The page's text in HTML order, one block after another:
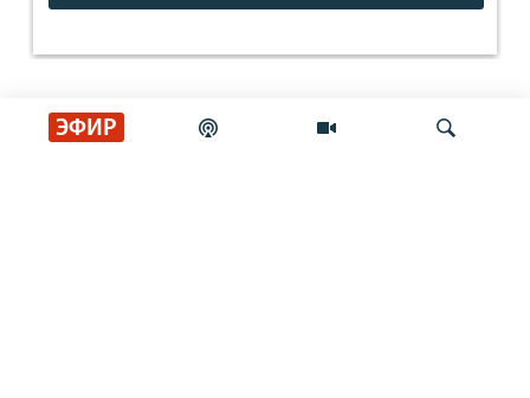
ЭФИР